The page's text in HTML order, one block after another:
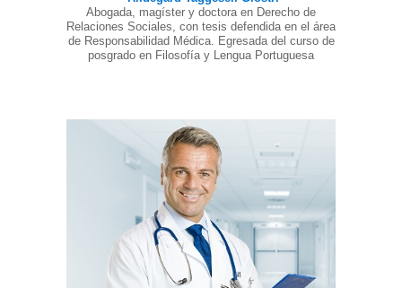
Abogada, magíster y doctora en Derecho de
Relaciones Sociales, con tesis defendida en el área
de Responsabilidad Médica. Egresada del curso de
posgrado en Filosofía y Lengua Portuguesa